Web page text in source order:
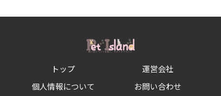
トップ
運営会社
個人情報について
お問い合わせ